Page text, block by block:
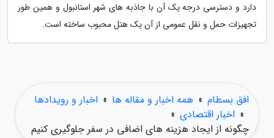
دارد و دسترسی درجه یک آن با جاذبه های شهر استانبول و همین طور
تجهیزات حمل و نقل عمومی از آن یک هتل محبوب ساخته است.
افق بسطام » همه اخبار و مقاله ها » اخبار و رویدادها
» اخبار اقتصادی »
چگونه از ایجاد هزینه های اضافی در سفر جلوگیری کنیم